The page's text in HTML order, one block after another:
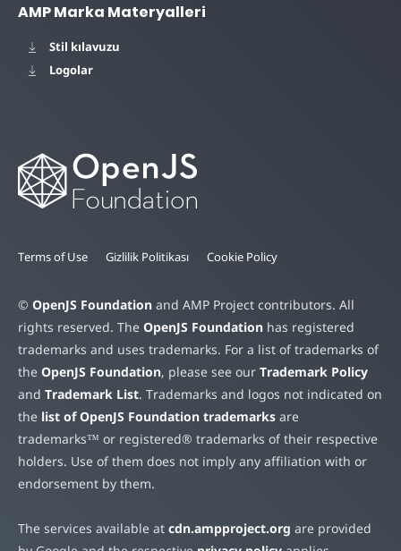
AMP Marka Materyalleri
Stil kılavuzu
Logolar
Terms of Use Gizlilik Politikası Cookie Policy
© OpenJS Foundation and AMP Project contributors. All
rights reserved. The OpenJS Foundation has registered
trademarks and uses trademarks. For a list of trademarks of
the OpenJS Foundation, please see our Trademark Policy
and Trademark List. Trademarks and logos not indicated on
the list of OpenJS Foundation trademarks are
trademarks™ or registered® trademarks of their respective
holders. Use of them does not imply any affiliation with or
endorsement by them.
The services available at cdn.ampproject.org are provided